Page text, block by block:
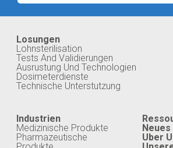
Losungen
Lohnsterilisation
Tests And Validierungen
Ausrustung Und Technologien
Dosimeterdienste
Technische Unterstutzung
Industrien
Medizinische Produkte
Pharmazeutische
Neues
Uber